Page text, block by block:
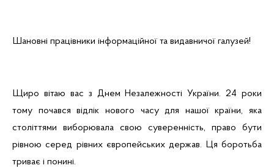
Шановні працівники інформаційної та видавничої галузей!
Щиро вітаю вас з Днем Незалежності України. 24 роки
тому почався відлік нового часу для нашої країни, яка
століттями виборювала свою суверенність, право бути
рівною серед рівних європейських держав. Ця боротьба
триває і понині.